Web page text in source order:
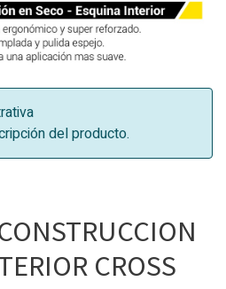
del producto.
CROSS